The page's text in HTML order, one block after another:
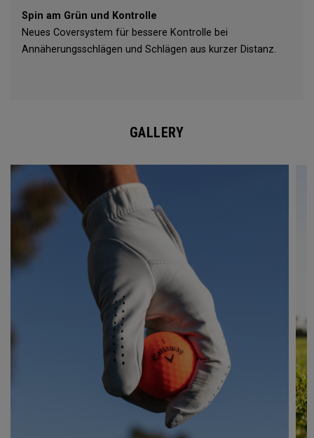
Spin am Grün und Kontrolle
Neues Coversystem für bessere Kontrolle bei
Annäherungsschlägen und Schlägen aus kurzer Distanz.
GALLERY